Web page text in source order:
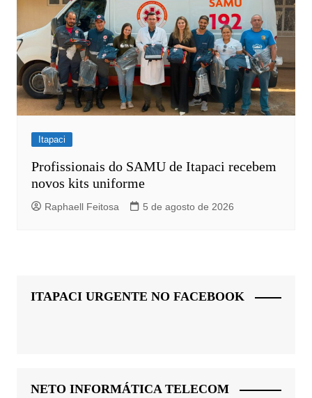
Itapaci
Profissionais do SAMU de Itapaci recebem
novos kits uniforme
Raphaell Feitosa 5 de agosto de 2026
ITAPACI URGENTE NO FACEBOOK
NETO INFORMÁTICA TELECOM